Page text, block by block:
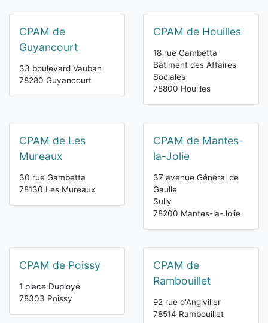
CPAM de
Guyancourt
33 boulevard Vauban
78280 Guyancourt
CPAM de Houilles
18 rue Gambetta
Bâtiment des Affaires
Sociales
78800 Houilles
CPAM de Les
Mureaux
30 rue Gambetta
78130 Les Mureaux
CPAM de Mantes-
la-Jolie
37 avenue Général de
Gaulle
Sully
78200 Mantes-la-Jolie
CPAM de Poissy
1 place Duployé
78303 Poissy
CPAM de
Rambouillet
92 rue d'Angiviller
78514 Rambouillet